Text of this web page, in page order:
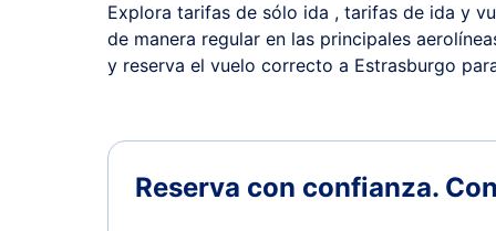
Explora tarifas de sólo ida , tarifas de ida y
de manera regular en las principales
y reserva el vuelo correcto a Estrasburgo
Reserva con confianza.